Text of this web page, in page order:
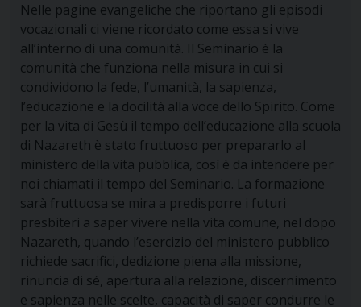
Nelle pagine evangeliche che riportano gli episodi
vocazionali ci viene ricordato come essa si vive
all’interno di una comunità. Il Seminario è la
comunità che funziona nella misura in cui si
condividono la fede, l’umanità, la sapienza,
l’educazione e la docilità alla voce dello Spirito. Come
per la vita di Gesù il tempo dell’educazione alla scuola
di Nazareth è stato fruttuoso per prepararlo al
ministero della vita pubblica, così è da intendere per
noi chiamati il tempo del Seminario. La formazione
sarà fruttuosa se mira a predisporre i futuri
presbiteri a saper vivere nella vita comune, nel dopo
Nazareth, quando l’esercizio del ministero pubblico
richiede sacrifici, dedizione piena alla missione,
rinuncia di sé, apertura alla relazione, discernimento
e sapienza nelle scelte, capacità di saper condurre le